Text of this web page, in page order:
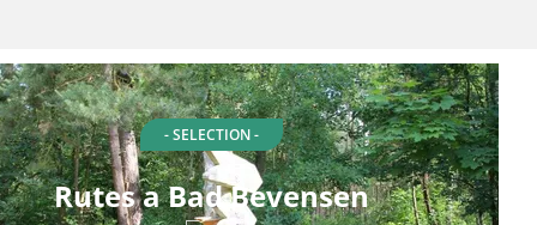
- SELECTION -
Rutes a Bad Bevensen